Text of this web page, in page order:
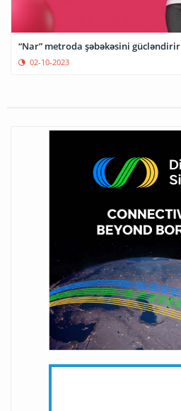
“Nar” metroda şəbəkəsini gücləndirir
02-10-2023